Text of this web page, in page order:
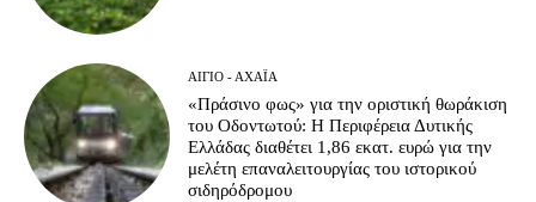
ΑΊΓΙΟ - ΑΧΑΪ́Α
«Πράσινο φως» για την οριστική θωράκιση
του Οδοντωτού: Η Περιφέρεια Δυτικής
Ελλάδας διαθέτει 1,86 εκατ. ευρώ για την
μελέτη επαναλειτουργίας του ιστορικού
σιδηρόδρομου